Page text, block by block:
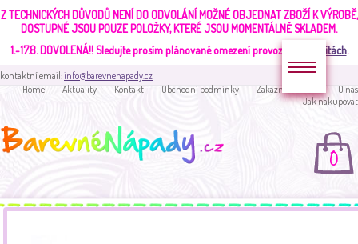
Z TECHNICKÝCH DŮVODŮ NENÍ DO ODVOLÁNÍ MOŽNÉ OBJEDNAT ZBOŽÍ K VÝROBĚ,
DOSTUPNÉ JSOU POUZE POLOŽKY, KTERÉ JSOU MOMENTÁLNĚ SKLADEM.
1.-17.8. DOVOLENÁ!!Sledujte prosím plánované omezení provozu v aktualitách.
kontaktní email:info@barevnenapady.cz
Home
Aktuality Kontakt Obchodní podmínky Zakaznická sekce
O nás
Jak nakupovat
0